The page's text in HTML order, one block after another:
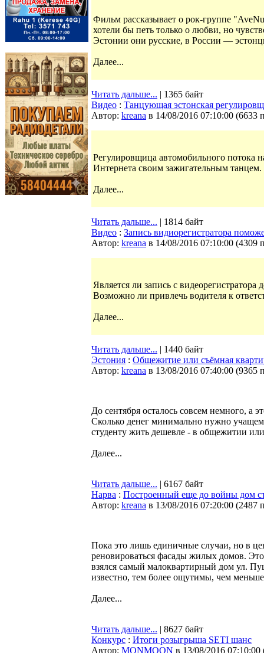
Фильм рассказывает о рок-группе
хотели бы петь только о любви, но
Эстонии они русские, в России —
Далее...
Читать дальше... | 1365 байт
Видео : Танцующая эстонская
Автор: kreana в 14/08/2016 07:10:00 (6633
Регулировщица автомобильного потока
Интернета своим зажигательным танцем.
Далее...
Читать дальше... | 1814 байт
Видео : Запись видиорегистратора
Автор: kreana в 14/08/2016 07:10:00 (4309
Является ли запись с
Возможно ли привлечь водителя к
Далее...
Читать дальше... | 1440 байт
Эстония : Общежитие или съёмная
Автор: kreana в 13/08/2016 07:40:00 (9365
До сентября осталось совсем немного, а
Сколько денег минимально нужно
студенту жить дешевле - в общежитии
Далее...
Читать дальше... | 6167 байт
Нарва : Построенный еще до войны дом
Автор: kreana в 13/08/2016 07:20:00 (2487
Пока это лишь единичные случаи, но в
реновироваться фасады жилых домов.
взялся самый малоквартирный дом ул.
известно, тем более ощутимы, чем
Далее...
Читать дальше... | 8627 байт
Конкурс : Итоги розыгрыша SETI шанс
Автор: MONMOON в 13/08/2016 07:10:00